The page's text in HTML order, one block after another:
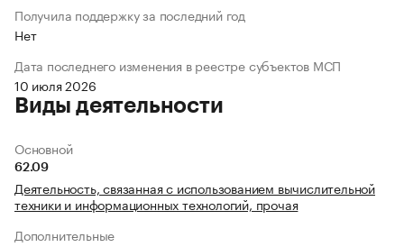
Получила поддержку за последний год
Нет
Дата последнего изменения в реестре субъектов МСП
10 июля 2026
Виды деятельности
Основной
62.09
Деятельность, связанная с использованием вычислительной
техники и информационных технологий, прочая
Дополнительные